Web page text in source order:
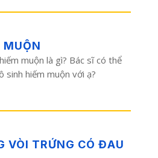
MUỘN
muộn là gì? Bác sĩ có thể
sinh hiếm muộn với ạ?
VÒI TRỨNG CÓ ĐAU